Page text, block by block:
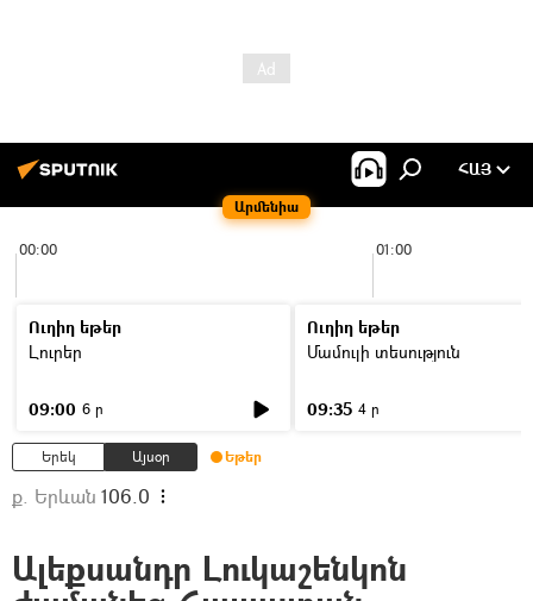
Արմենիա
ՀԱՅ
00:00 01:00
Ուղիղ եթեր
Լուրեր
09:00 6 ր
Ուղիղ եթեր
Մամուլի տեսություն
09:35 4 ր
Երեկ Այսօր Եթեր
ք. Երևան 106.0
Ալեքսանդր Լուկաշենկոն